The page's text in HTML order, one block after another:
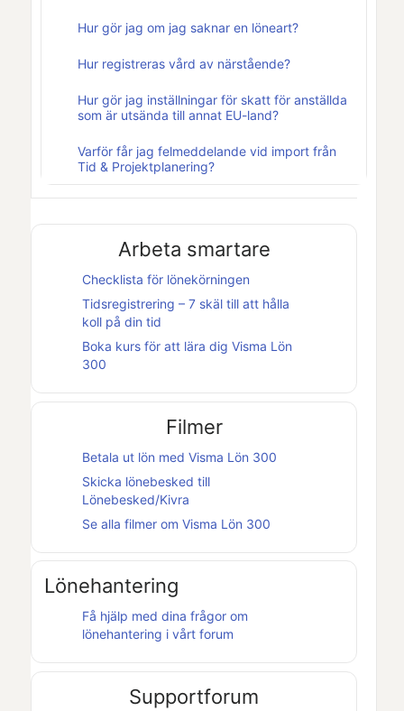
Hur gör jag om jag saknar en löneart?
Hur registreras vård av närstående?
Hur gör jag inställningar för skatt för anställda
som är utsända till annat EU-land?
Varför får jag felmeddelande vid import från
Tid & Projektplanering?
Arbeta smartare
Checklista för lönekörningen
Tidsregistrering – 7 skäl till att hålla
koll på din tid
Boka kurs för att lära dig Visma Lön
300
Filmer
Betala ut lön med Visma Lön 300
Skicka lönebesked till
Lönebesked/Kivra
Se alla filmer om Visma Lön 300
Lönehantering
Få hjälp med dina frågor om
lönehantering i vårt forum
Supportforum